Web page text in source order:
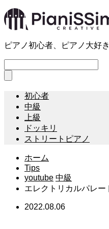
ピアノ初心者、ピアノ大好
初心者
中級
上級
ドッキリ
ストリートピアノ
ホーム
Tips
youtube 中級
エレクトリカルパレ
2022.08.06